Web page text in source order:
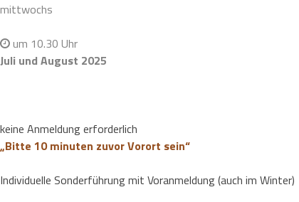
mittwochs
um 10.30 Uhr
Juli und August 2025
keine Anmeldung erforderlich
„Bitte 10 minuten zuvor Vorort sein“
Individuelle Sonderführung mit Voranmeldung (auch im Winter)